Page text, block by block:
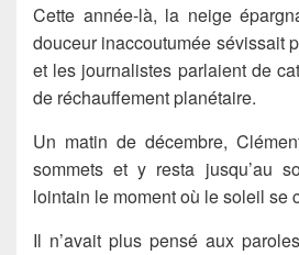
Cette année-là, la neige
douceur inaccoutumée sévissait
et les journalistes parlaient de
de réchauffement planétaire.
Un matin de décembre,
sommets et y resta jusqu’au
lointain le moment où le soleil se
Il n’avait plus pensé aux